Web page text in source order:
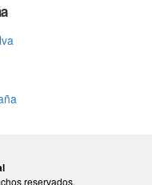
reservados.